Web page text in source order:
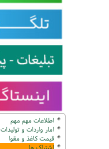
اطلاعات مهم مهم
امار واردات و تولیدات
قیمت کاغذ و مقوا